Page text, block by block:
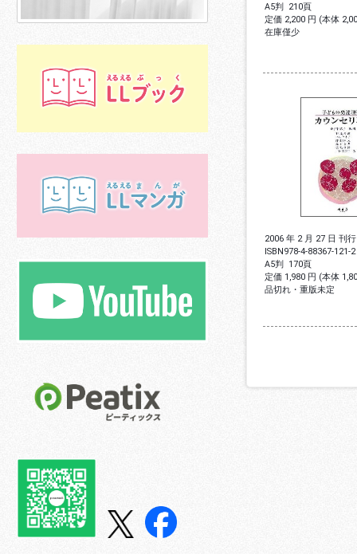
A5判 210頁
定価 2,200 円 (本体
在庫僅少
2006 年 2 月 27 日 刊行
ISBN978-4-88367-121-2
A5判 170頁
定価 1,980 円 (本体
品切れ・重版未定